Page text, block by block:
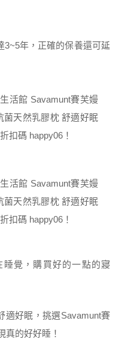
3~5年，正確的保養還可延
覺，購買好的一點的寢
適好眠，挑選Savamunt賽
真的好好睡！